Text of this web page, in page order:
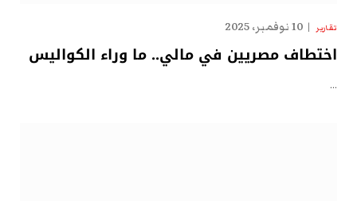
تقارير 10 نوفمبر، 2025
اختطاف مصريين في مالي.. ما وراء الكواليس
…